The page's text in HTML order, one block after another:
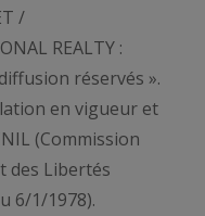
/
REALTY :
réservés ».
en vigueur et
(Commission
des Libertés
6/1/1978).